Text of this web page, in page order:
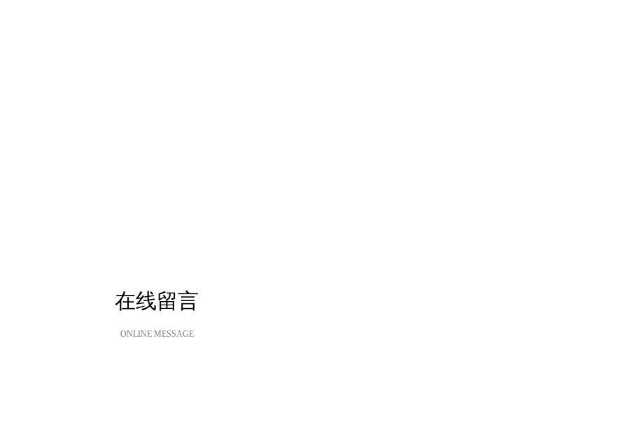
在线留言
ONLINE MESSAGE